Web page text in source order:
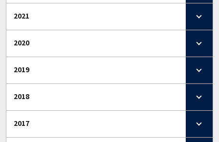
2021
2020
2019
2018
2017